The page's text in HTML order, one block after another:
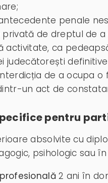
penale
privată de dreptul de
activitate, ca
judecătorești
de a ocupa
un act de
pentru
absolvite cu
psihologic sau
profesională2 ani în